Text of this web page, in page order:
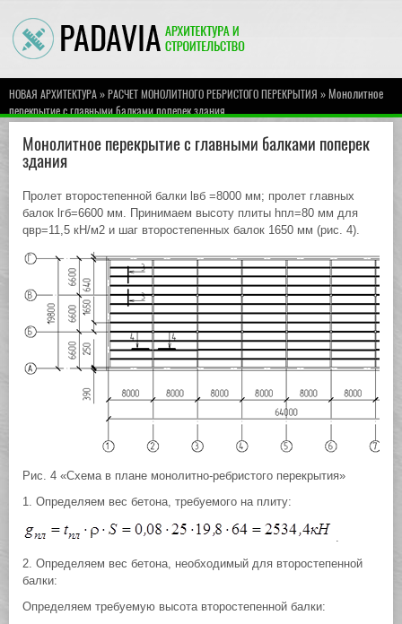
НОВАЯ АРХИТЕКТУРА»РАСЧЕТ МОНОЛИТНОГО РЕБРИСТОГО ПЕРЕКРЫТИЯ » Монолитное
перекрытие с главными балками поперек здания
Монолитное перекрытие с главными балками поперек
здания
Пролет второстепенной балки lвб =8000 мм; пролет главных
балок lгб=6600 мм. Принимаем высоту плиты hпл=80 мм для
qвр=11,5 кН/м2 и шаг второстепенных балок 1650 мм (рис. 4).
Рис. 4 «Схема в плане монолитно-ребристого перекрытия»
1. Определяем вес бетона, требуемого на плиту:
.
2. Определяем вес бетона, необходимый для второстепенной
балки:
Определяем требуемую высота второстепенной балки: